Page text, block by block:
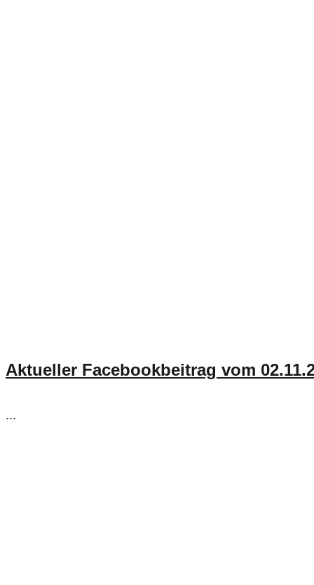
Aktueller Facebookbeitrag vom
...